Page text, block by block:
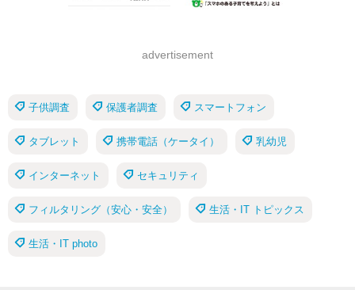
advertisement
子供調査 保護者調査 スマートフォン
タブレット 携帯電話（ケータイ） 乳幼児
インターネット セキュリティ
フィルタリング（安心・安全） 生活・IT トピックス
生活・IT photo